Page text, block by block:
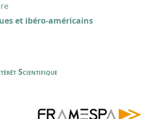
et ibéro-américains
Scientifique